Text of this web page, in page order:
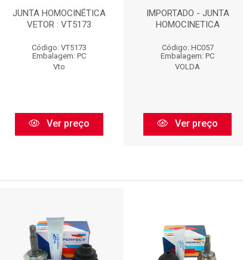
JUNTA HOMOCINÉTICA
VETOR : VT5173
Código: VT5173
Embalagem: PC
Vto
Ver preço
IMPORTADO - JUNTA
HOMOCINETICA
Código: HC057
Embalagem: PC
VOLDA
Ver preço